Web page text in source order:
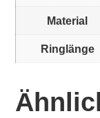
Material
Ringlänge